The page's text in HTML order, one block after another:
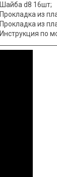
Шайба d8 16шт;
Прокладка из
Прокладка из
Инструкция по